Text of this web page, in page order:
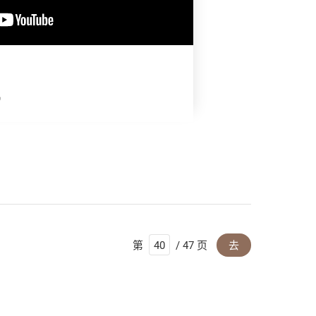
第 / 47 页 去